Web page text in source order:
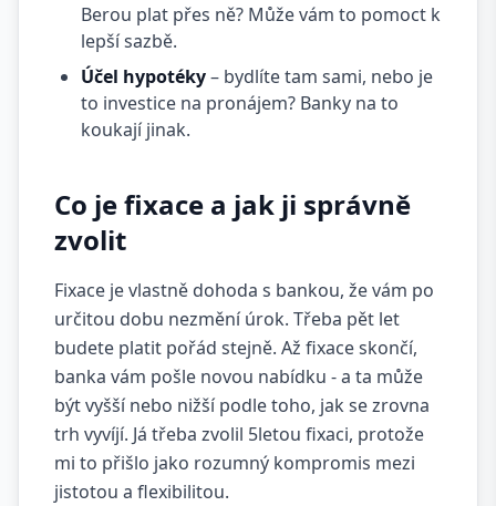
Berou plat přes ně? Může vám to pomoct k
lepší sazbě.
Účel hypotéky– bydlíte tam sami, nebo je
to investice na pronájem? Banky na to
koukají jinak.
Co je fixace a jak ji správně
zvolit
Fixace je vlastně dohoda s bankou, že vám po
určitou dobu nezmění úrok. Třeba pět let
budete platit pořád stejně. Až fixace skončí,
banka vám pošle novou nabídku - a ta může
být vyšší nebo nižší podle toho, jak se zrovna
trh vyvíjí. Já třeba zvolil 5letou fixaci, protože
mi to přišlo jako rozumný kompromis mezi
jistotou a flexibilitou.